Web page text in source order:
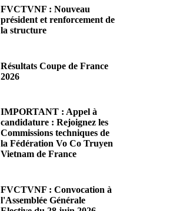
FVCTVNF : Nouveau
président et renforcement de
la structure
There are no translations
available.Chères Présidentes,
Read more...
Résultats Coupe de France
2026
There are no translations
available.Cliquez sur ce lien
pour accéder aux résultats
Read more...
IMPORTANT : Appel à
candidature : Rejoignez les
Commissions techniques de
la Fédération Vo Co Truyen
Vietnam de France
There are no translations
available.Madame la
Présidente, Monsieur le
FVCTVNF : Convocation à
l'Assemblée Générale